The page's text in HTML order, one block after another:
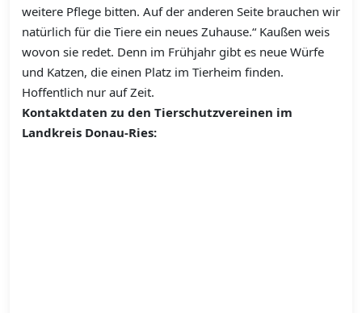
weitere Pflege bitten. Auf der anderen Seite brauchen wir
natürlich für die Tiere ein neues Zuhause.“ Kaußen weis
wovon sie redet. Denn im Frühjahr gibt es neue Würfe
und Katzen, die einen Platz im Tierheim finden.
Hoffentlich nur auf Zeit.
Kontaktdaten zu den Tierschutzvereinen im
Landkreis Donau-Ries: